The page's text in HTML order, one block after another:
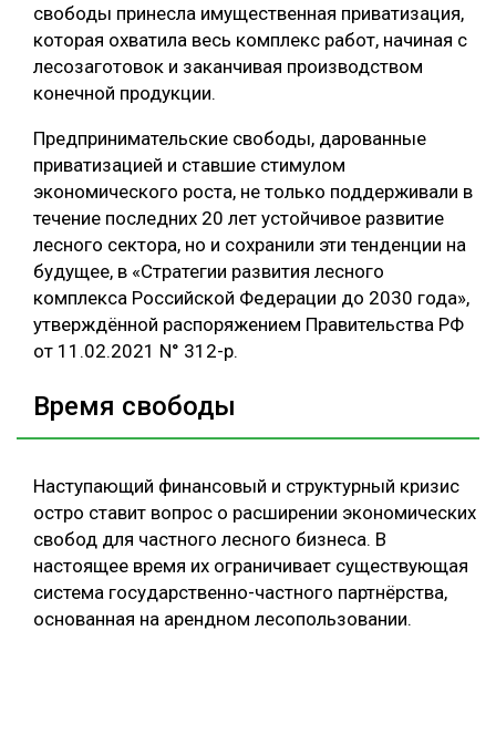
свободы принесла имущественная приватизация,
которая охватила весь комплекс работ, начиная с
лесозаготовок и заканчивая производством
конечной продукции.
Предпринимательские свободы, дарованные
приватизацией и ставшие стимулом
экономического роста, не только поддерживали в
течение последних 20 лет устойчивое развитие
лесного сектора, но и сохранили эти тенденции на
будущее, в «Стратегии развития лесного
комплекса Российской Федерации до 2030 года»,
утверждённой распоряжением Правительства РФ
от 11.02.2021 N° 312-р.
Время свободы
Наступающий финансовый и структурный кризис
остро ставит вопрос о расширении экономических
свобод для частного лесного бизнеса. В
настоящее время их ограничивает существующая
система государственно-частного партнёрства,
основанная на арендном лесопользовании.